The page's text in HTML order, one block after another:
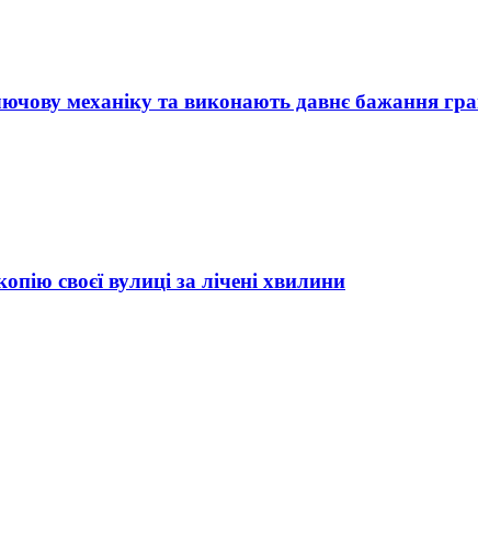
механіку та виконають давнє бажання
своєї вулиці за лічені хвилини